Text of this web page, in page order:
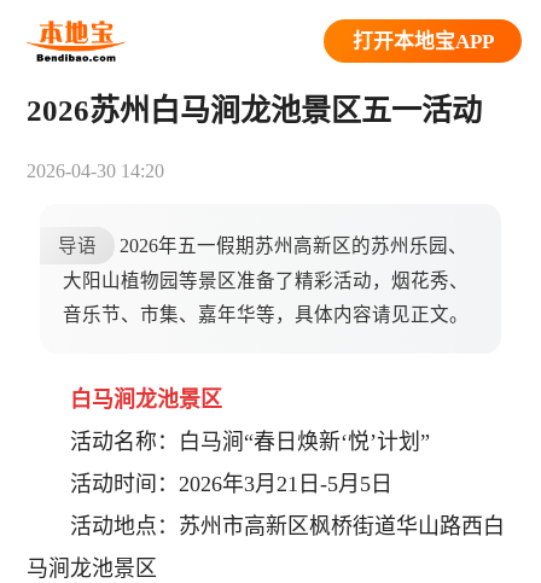
打开本地宝APP
2026苏州白马涧龙池景区五一活动
2026-04-30 14:20
导语
2026年五一假期苏州高新区的苏州乐园、
大阳山植物园等景区准备了精彩活动，烟花秀、
音乐节、市集、嘉年华等，具体内容请见正文。
白马涧龙池景区
活动名称：白马涧“春日焕新‘悦’计划”
活动时间：2026年3月21日-5月5日
活动地点：苏州市高新区枫桥街道华山路西白
马涧龙池景区